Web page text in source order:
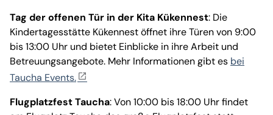
Tag der offenen Tür in der Kita Kükennest: Die
Kindertagesstätte Kükennest öffnet ihre Türen von 9:00
bis 13:00 Uhr und bietet Einblicke in ihre Arbeit und
Betreuungsangebote. Mehr Informationen gibt es bei
Taucha Events.
Flugplatzfest Taucha: Von 10:00 bis 18:00 Uhr findet